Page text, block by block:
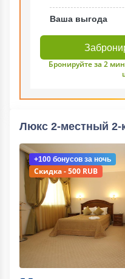
Ваша выгода
Бронируйте за 2
Люкс 2-местный 2-
+100 бонусов за ночь
Скидка - 500 RUB